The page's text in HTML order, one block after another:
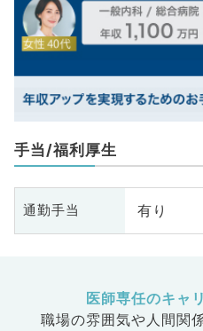
手当/福利厚生
通勤手当 有り
医師専任のキャ
職場の雰囲気や人間関係